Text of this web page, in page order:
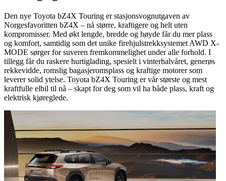
Den nye Toyota bZ4X Touring er stasjonsvognutgaven av
Norgesfavoritten bZ4X – nå større, kraftigere og helt uten
kompromisser. Med økt lengde, bredde og høyde får du mer plass
og komfort, samtidig som det unike firehjulstrekksystemet AWD X-
MODE sørger for suveren fremkommelighet under alle forhold. I
tillegg får du raskere hurtiglading, spesielt i vinterhalvåret, generøs
rekkevidde, romslig bagasjeromsplass og kraftige motorer som
leverer solid ytelse. Toyota bZ4X Touring er vår største og mest
kraftfulle elbil til nå – skapt for deg som vil ha både plass, kraft og
elektrisk kjøreglede.